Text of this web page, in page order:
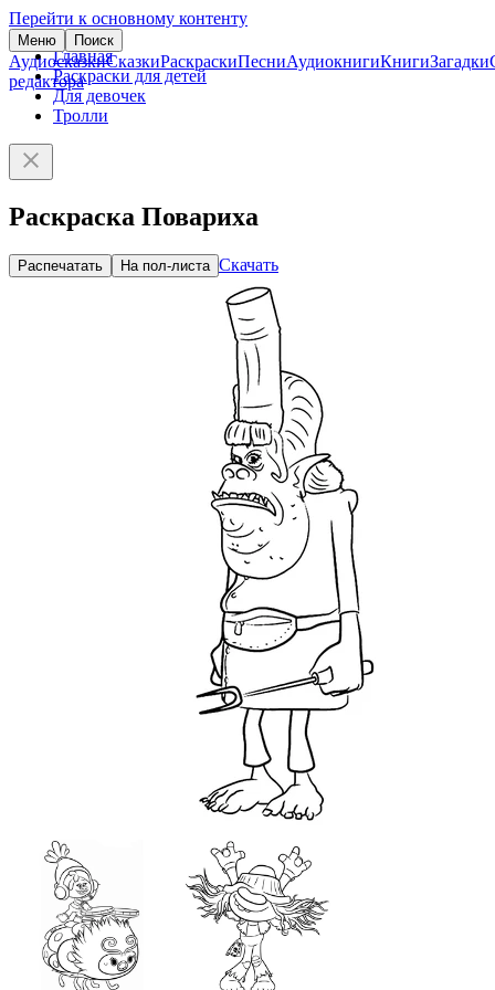
Перейти к основному контенту
Меню Поиск
АудиосказкиСказкиРаскраскиПесниАудиокнигиКнигиЗагадки
редактора
Главная
Раскраски для детей
Для девочек
Тролли
Раскраска Повариха
Распечатать На пол-листа Скачать